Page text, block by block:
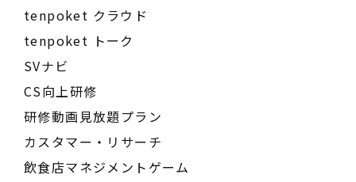
tenpoket クラウド
tenpoket トーク
SVナビ
CS向上研修
研修動画見放題プラン
カスタマー・リサーチ
飲食店マネジメントゲーム